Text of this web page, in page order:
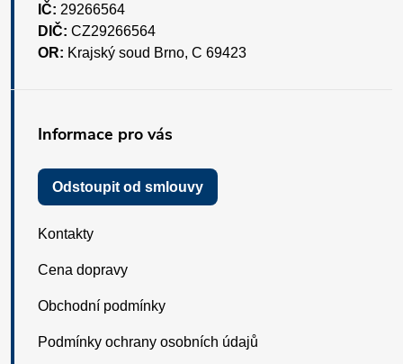
IČ: 29266564
DIČ: CZ29266564
OR: Krajský soud Brno, C 69423
Informace pro vás
Odstoupit od smlouvy
Kontakty
Cena dopravy
Obchodní podmínky
Podmínky ochrany osobních údajů